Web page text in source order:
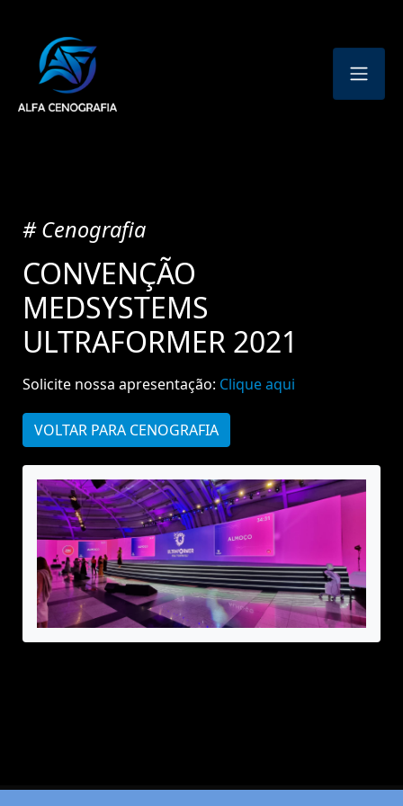
# Cenografia
CONVENÇÃO
MEDSYSTEMS
ULTRAFORMER 2021
Solicite nossa apresentação: Clique aqui
VOLTAR PARA CENOGRAFIA